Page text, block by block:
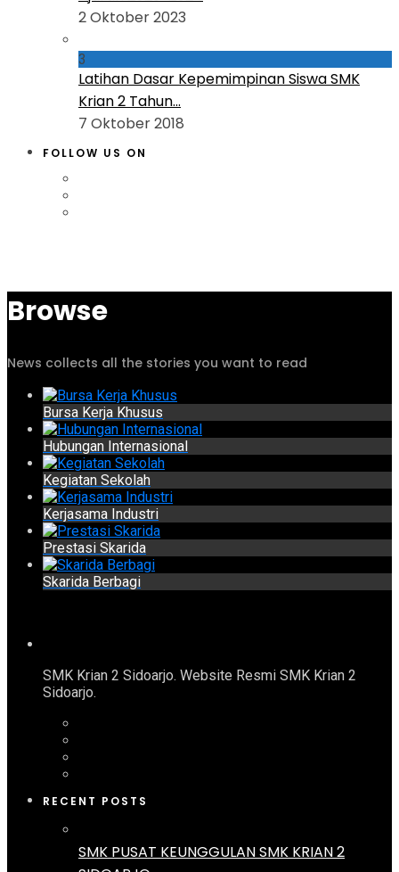
2 Oktober 2023
3
Latihan Dasar Kepemimpinan Siswa SMK
Krian 2 Tahun...
7 Oktober 2018
FOLLOW US ON
Browse
News collects all the stories you want to read
Bursa Kerja Khusus
Hubungan Internasional
Kegiatan Sekolah
Kerjasama Industri
Prestasi Skarida
Skarida Berbagi
SMK Krian 2 Sidoarjo. Website Resmi SMK Krian 2
Sidoarjo.
RECENT POSTS
SMK PUSAT KEUNGGULAN SMK KRIAN 2